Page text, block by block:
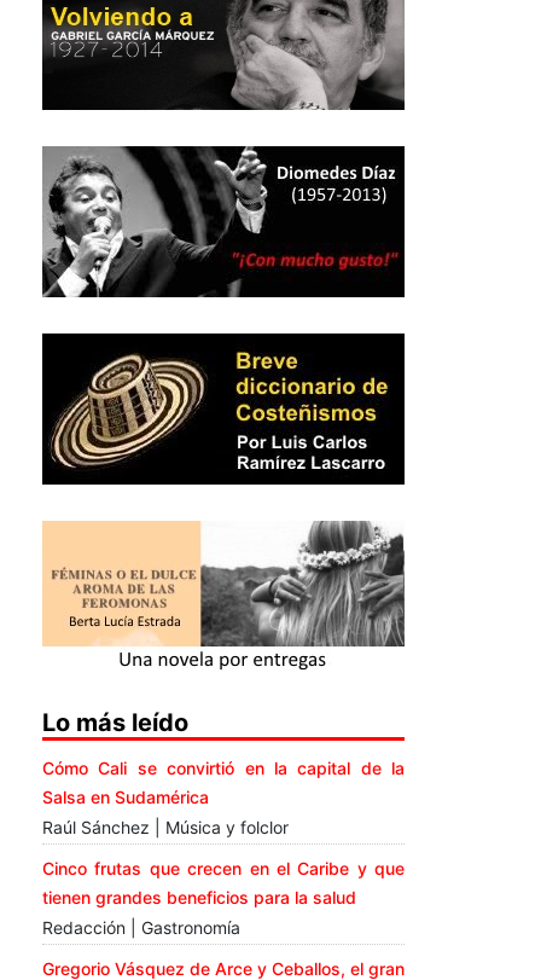
Lo más leído
Cómo Cali se convirtió en la capital de la
Salsa en Sudamérica
Raúl Sánchez | Música y folclor
Cinco frutas que crecen en el Caribe y que
tienen grandes beneficios para la salud
Redacción | Gastronomía
Gregorio Vásquez de Arce y Ceballos, el gran